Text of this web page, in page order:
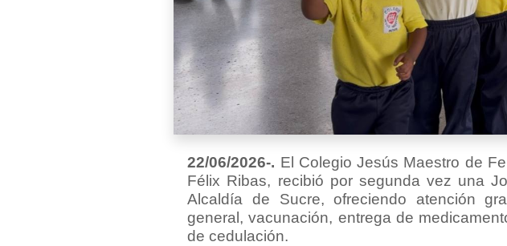
22/06/2026-. El Colegio Jesús Maestro de
Félix Ribas, recibió por segunda vez una
Alcaldía de Sucre, ofreciendo atención
general, vacunación, entrega de
de cedulación.